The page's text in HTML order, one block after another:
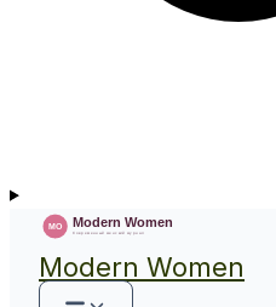
Modern Women